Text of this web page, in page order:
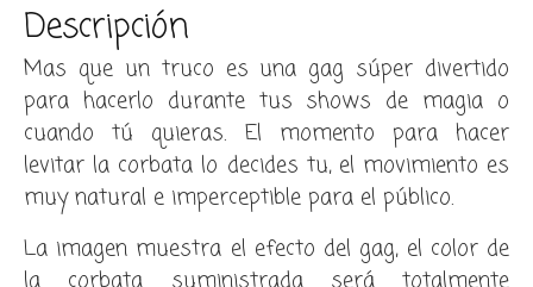
Descripción
Mas que un truco es una gag súper divertido
para hacerlo durante tus shows de magia o
cuando tú quieras. El momento para hacer
levitar la corbata lo decides tu, el movimiento es
muy natural e imperceptible para el público.
La imagen muestra el efecto del gag, el color de